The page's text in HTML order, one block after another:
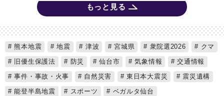
もっと見る
熊本地震 地震 津波 宮城県 衆院選2026
クマ
旧優生保護法
防災 仙台市 気象情報
交通情報
事件・事故・火事
自然災害 東日本大震災
震災遺構
能登半島地震
スポーツ
ベガルタ仙台